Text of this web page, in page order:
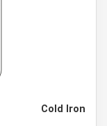
Cold Iron